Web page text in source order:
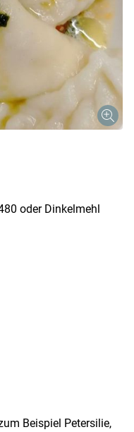
oder Dinkelmehl
Beispiel Petersilie,